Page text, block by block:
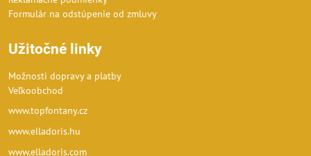
Formulár na odstúpenie od zmluvy
Užitočné linky
Možnosti dopravy a platby
Veľkoobchod
www.topfontany.cz
www.elladoris.hu
www.elladoris.com